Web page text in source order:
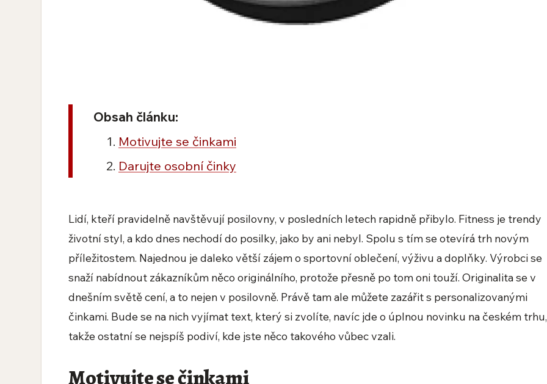
Obsah článku:
Motivujte se činkami
Darujte osobní činky
Lidí, kteří pravidelně navštěvují posilovny, v posledních letech rapidně přibylo. Fitness je trendy
životní styl, a kdo dnes nechodí do posilky, jako by ani nebyl. Spolu s tím se otevírá trh novým
příležitostem. Najednou je daleko větší zájem o sportovní oblečení, výživu a doplňky. Výrobci se
snaží nabídnout zákazníkům něco originálního, protože přesně po tom oni touží. Originalita se v
dnešním světě cení, a to nejen v posilovně. Právě tam ale můžete zazářit s personalizovanými
činkami. Bude se na nich vyjímat text, který si zvolíte, navíc jde o úplnou novinku na českém trhu,
takže ostatní se nejspíš podiví, kde jste něco takového vůbec vzali.
Motivujte se činkami